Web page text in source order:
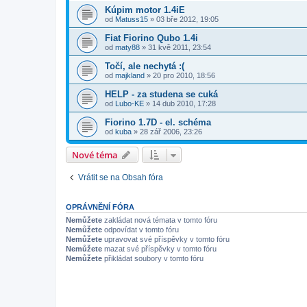
Kúpim motor 1.4iE
od Matuss15 » 03 bře 2012, 19:05
Fiat Fiorino Qubo 1.4i
od maty88 » 31 kvě 2011, 23:54
Točí, ale nechytá :(
od majkland » 20 pro 2010, 18:56
HELP - za studena se cuká
od Lubo-KE » 14 dub 2010, 17:28
Fiorino 1.7D - el. schéma
od kuba » 28 zář 2006, 23:26
Nové téma
Vrátit se na Obsah fóra
OPRÁVNĚNÍ FÓRA
Nemůžete zakládat nová témata v tomto fóru
Nemůžete odpovídat v tomto fóru
Nemůžete upravovat své příspěvky v tomto fóru
Nemůžete mazat své příspěvky v tomto fóru
Nemůžete přikládat soubory v tomto fóru